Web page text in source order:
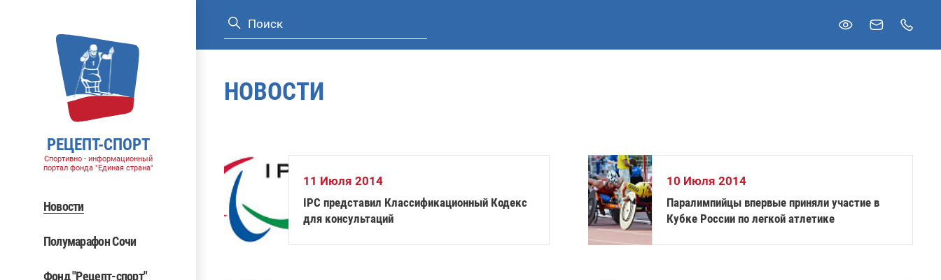
РЕЦЕПТ-СПОРТ
Спортивно - информационный
портал фонда "Единая страна"
Новости
Полумарафон Сочи
Фонд "Рецепт-спорт"
НОВОСТИ
11 Июля 2014
IPC представил Классификационный Кодекс
для консультаций
10 Июля 2014
Паралимпийцы впервые приняли участие в
Кубке России по легкой атлетике